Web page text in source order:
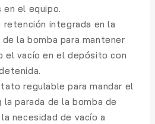
el equipo.
retención integrada en la
de la bomba para mantener
el vacío en el depósito con
regulable para mandar el
la parada de la bomba de
necesidad de vacío a